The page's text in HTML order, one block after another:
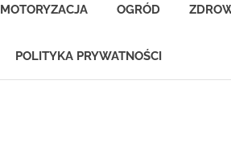
MOTORYZACJA OGRÓD
POLITYKA PRYWATNOŚCI